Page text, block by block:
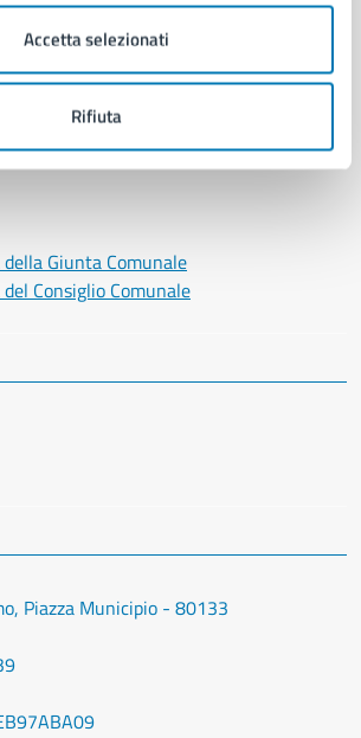
Accetta selezionati
Rifiuta
Giunta Comunale
Consiglio Comunale
Piazza Municipio - 80133